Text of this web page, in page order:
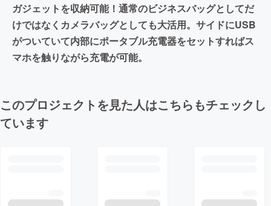
ガジェットを収納可能！通常のビジネスバッグとしてだ
けではなくカメラバッグとしても大活用。サイドにUSB
がついていて内部にポータブル充電器をセットすればス
マホを触りながら充電が可能。
このプロジェクトを見た人はこちらもチェックし
ています